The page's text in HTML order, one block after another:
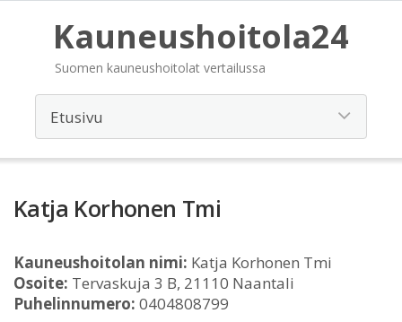
Kauneushoitola24
Suomen kauneushoitolat vertailussa
Katja Korhonen Tmi
Kauneushoitolan nimi: Katja Korhonen Tmi
Osoite: Tervaskuja 3 B, 21110 Naantali
Puhelinnumero: 0404808799